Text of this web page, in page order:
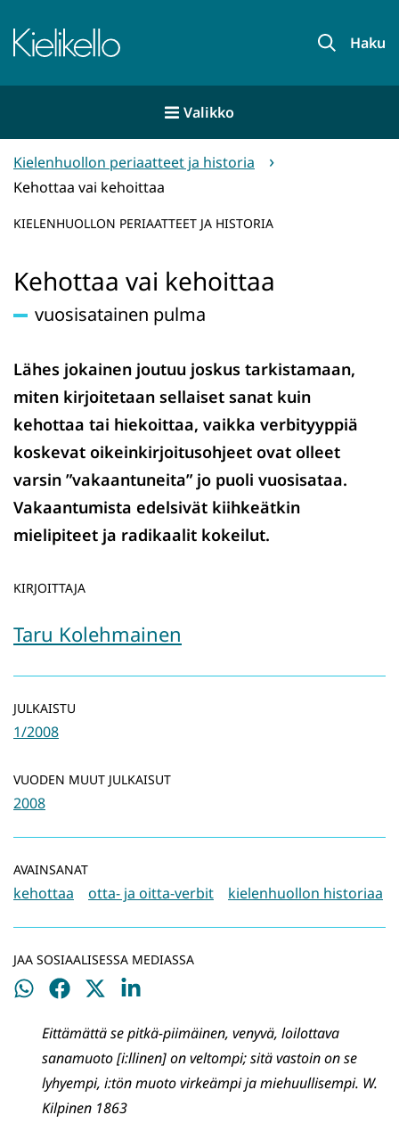
sisältöön
Etusivu Haku
Valikko
Kielenhuollon periaatteet ja historia
Kehottaa vai kehoittaa
KIELENHUOLLON PERIAATTEET JA HISTORIA
Kehottaa vai kehoittaa
vuosisatainen pulma
Lähes jokainen joutuu joskus tarkistamaan,
miten kirjoitetaan sellaiset sanat kuin
kehottaa tai hiekoittaa, vaikka verbityyppiä
koskevat oikeinkirjoitusohjeet ovat olleet
varsin ”vakaantuneita” jo puoli vuosisataa.
Vakaantumista edelsivät kiihkeätkin
mielipiteet ja radikaalit kokeilut.
KIRJOITTAJA
Taru Kolehmainen
JULKAISTU
1/2008
VUODEN MUUT JULKAISUT
2008
AVAINSANAT
kehottaa otta- ja oitta-verbit kielenhuollon historiaa
JAA SOSIAALISESSA MEDIASSA
Jaa
Jaa
Jaa
Jaa
Eittämättä se pitkä-piimäinen, venyvä, loilottava
sanamuoto [i:llinen] on veltompi; sitä vastoin on se
lyhyempi, i:tön muoto virkeämpi ja miehuullisempi. W.
Kilpinen 1863